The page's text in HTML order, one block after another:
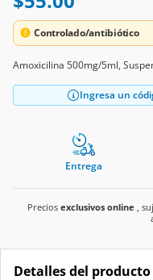
Controlado/antibiótico
Amoxicilina 500mg/5ml,
Ingresa un
Entrega
Precios exclusivos online ,
Detalles del producto